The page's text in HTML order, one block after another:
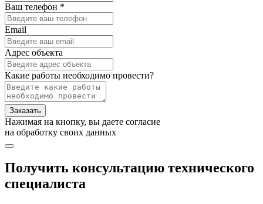
Ваш телефон *
Email
Адрес объекта
Какие работы необходимо провести?
Заказать
Нажимая на кнопку, вы даете согласие
на обработку своих данных
Получить консультацию технического
специалиста